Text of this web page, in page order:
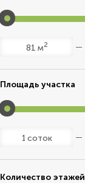
м2
Площадь участка
соток
Количество этажей